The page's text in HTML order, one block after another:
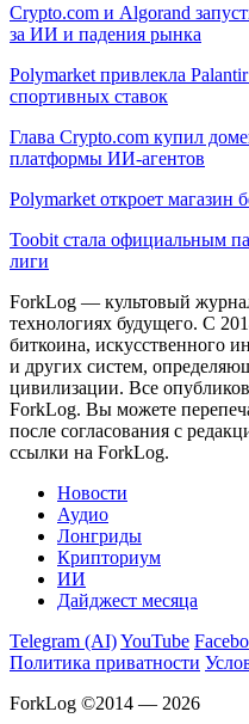
Crypto.com и Algorand
за ИИ и падения рынка
Polymarket привлекла
спортивных ставок
Глава Crypto.com купил
платформы ИИ-агентов
Polymarket откроет магазин
Toobit стала официальным
лиги
ForkLog — культовый
технологиях будущего. С
биткоина, искусственного
и других систем,
цивилизации. Все
ForkLog. Вы можете
после согласования с
ссылки на ForkLog.
Новости
Аудио
Лонгриды
Крипториум
ИИ
Дайджест месяца
Telegram (AI)YouTube
Политика приватности
ForkLog ©2014 — 2026